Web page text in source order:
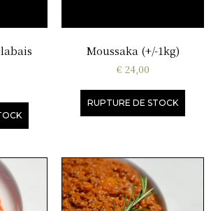
Moussaka (+/-1kg)
€24,00
RUPTURE DE STOCK